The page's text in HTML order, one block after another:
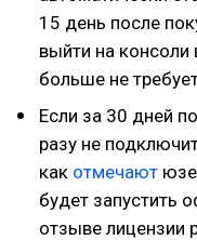
15 день после
выйти на консоли
больше не
Если за 30 дней
разу не
как отмечают
будет запустить
отзыве лицензии